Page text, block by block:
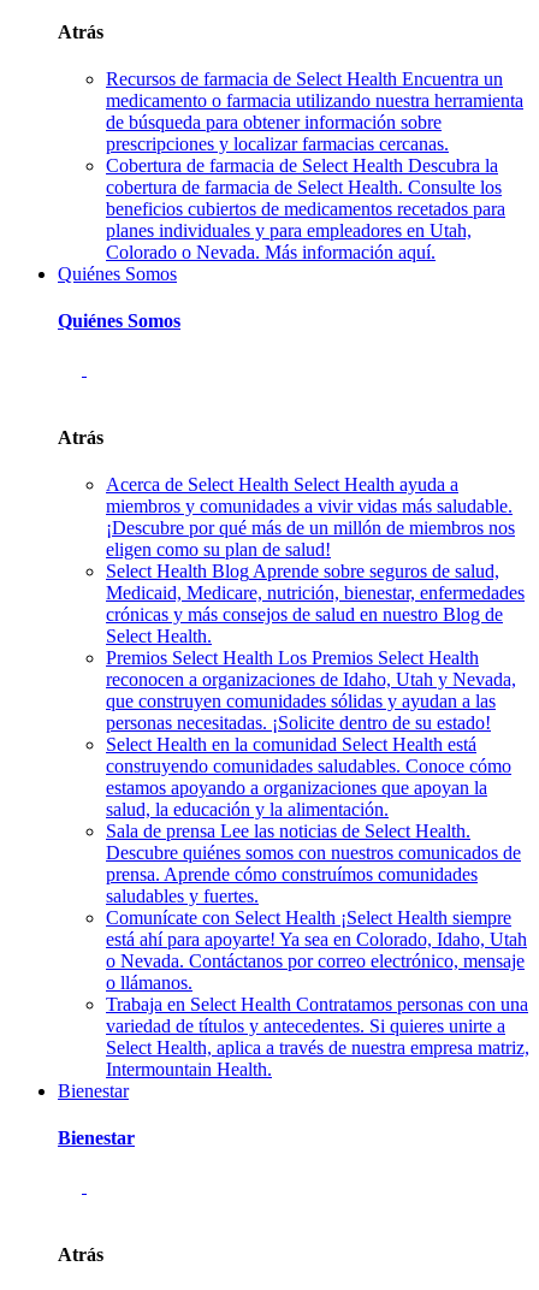
Atrás
Recursos de farmacia de Select Health Encuentra un
medicamento o farmacia utilizando nuestra herramienta
de búsqueda para obtener información sobre
prescripciones y localizar farmacias cercanas.
Cobertura de farmacia de Select Health Descubra la
cobertura de farmacia de Select Health. Consulte los
beneficios cubiertos de medicamentos recetados para
planes individuales y para empleadores en Utah,
Colorado o Nevada. Más información aquí.
Quiénes Somos
Quiénes Somos
Atrás
Acerca de Select Health Select Health ayuda a
miembros y comunidades a vivir vidas más saludable.
¡Descubre por qué más de un millón de miembros nos
eligen como su plan de salud!
Select Health Blog Aprende sobre seguros de salud,
Medicaid, Medicare, nutrición, bienestar, enfermedades
crónicas y más consejos de salud en nuestro Blog de
Select Health.
Premios Select Health Los Premios Select Health
reconocen a organizaciones de Idaho, Utah y Nevada,
que construyen comunidades sólidas y ayudan a las
personas necesitadas. ¡Solicite dentro de su estado!
Select Health en la comunidad Select Health está
construyendo comunidades saludables. Conoce cómo
estamos apoyando a organizaciones que apoyan la
salud, la educación y la alimentación.
Sala de prensa Lee las noticias de Select Health.
Descubre quiénes somos con nuestros comunicados de
prensa. Aprende cómo construímos comunidades
saludables y fuertes.
Comunícate con Select Health ¡Select Health siempre
está ahí para apoyarte! Ya sea en Colorado, Idaho, Utah
o Nevada. Contáctanos por correo electrónico, mensaje
o llámanos.
Trabaja en Select Health Contratamos personas con una
variedad de títulos y antecedentes. Si quieres unirte a
Select Health, aplica a través de nuestra empresa matriz,
Intermountain Health.
Bienestar
Bienestar
Atrás